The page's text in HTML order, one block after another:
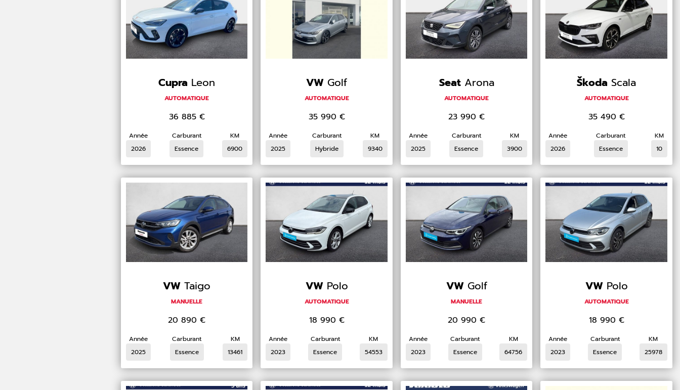
Cupra Leon
AUTOMATIQUE
36 885 €
Année
2026
Carburant
Essence
KM
6900
VW Golf
AUTOMATIQUE
35 990 €
Année
2025
Carburant
Hybride
KM
9340
Seat Arona
AUTOMATIQUE
23 990 €
Année
2025
Carburant
Essence
KM
3900
Škoda Scala
AUTOMATIQUE
35 490 €
Année
2026
Carburant
Essence
KM
10
VW Taigo
MANUELLE
20 890 €
Année
2025
Carburant
Essence
KM
13461
VW Polo
AUTOMATIQUE
18 990 €
Année
2023
Carburant
Essence
KM
54553
VW Golf
MANUELLE
20 990 €
Année
2023
Carburant
Essence
KM
64756
VW Polo
AUTOMATIQUE
18 990 €
Année
2023
Carburant
Essence
KM
25978